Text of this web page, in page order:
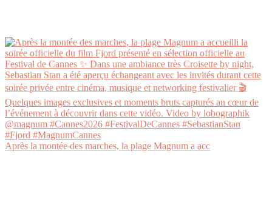
Après la montée des marches, la plage Magnum a acc